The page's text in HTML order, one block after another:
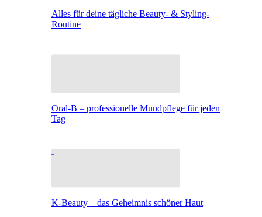
Alles für deine tägliche Beauty- & Styling-
Routine
Oral-B – professionelle Mundpflege für jeden
Tag
K-Beauty – das Geheimnis schöner Haut